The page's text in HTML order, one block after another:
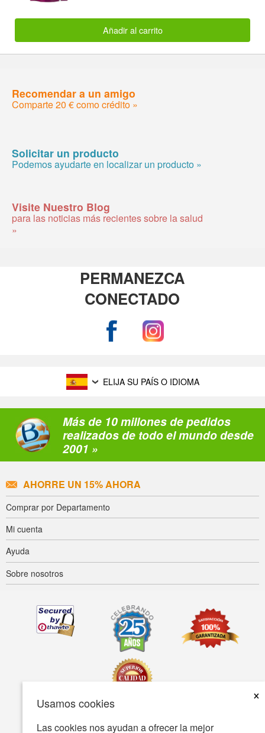
Usamos cookies
×
Las cookies nos ayudan a ofrecer la mejor
Añadir al carrito
Recomendar a un amigo
Comparte 20 € como crédito »
Solicitar un producto
Podemos ayudarte en localizar un producto »
Visite Nuestro Blog
para las noticias más recientes sobre la salud
»
PERMANEZCA
CONECTADO
ELIJA SU PAÍS O IDIOMA
Más de 10 millones de pedidos
realizados de todo el mundo desde
2001 »
AHORRE UN 15% AHORA
Comprar por Departamento
Mi cuenta
Ayuda
Sobre nosotros
Accesibilidad Condiciones de uso Política de privacidad